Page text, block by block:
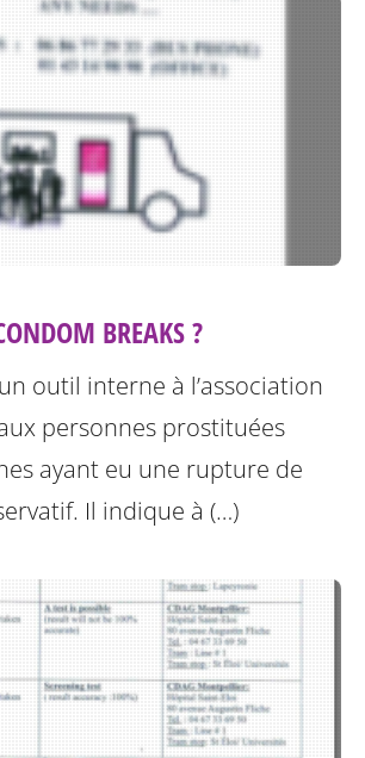
BREAKS ?
outil interne à l’association
personnes prostituées
ayant eu une rupture de
Il indique à (…)